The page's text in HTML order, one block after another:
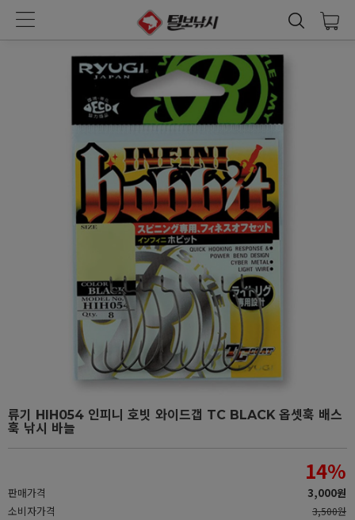
류기 HIH054 인피니 호빗 와이드갭 TC BLACK 옵셋훅 배스
훅 낚시 바늘
판매가격
14%
3,000원
소비자가격
3,500원